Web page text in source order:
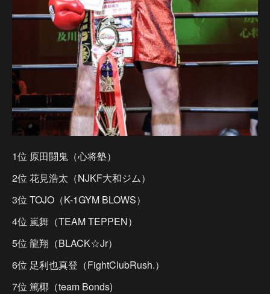
1位 原田闘鬼（心将塾）
2位 花見浩太（NJKF大和ジム）
3位 TOJO（K-1GYM BLOWS）
4位 嵐舞（TEAM TEPPEN）
5位 龍翔（BLACK☆Jr）
6位 足利也真登（FightClubRush.）
7位 篤椰（team Bonds)